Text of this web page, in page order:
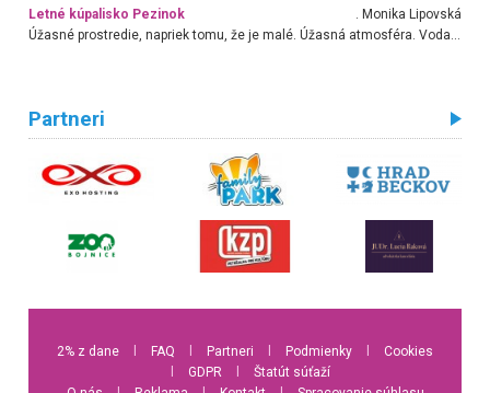
Letné kúpalisko Pezinok
. Monika Lipovská
Úžasné prostredie, napriek tomu, že je malé. Úžasná atmosféra. Voda fantastická a nádherná. Ľudí je pomerne veľa, ale su mili a ohľaduplní. Je veľmi zaujímavé sledovať, ako dokážu spolu športovať cudzí ľudia a bez ohľadu na vek. Vládne tu pohoda. Vnuka neviem dostať z vody. Ďakujem za krásny deň . Urcite sa sem vrátim. Jediný problém je s parkovaním, ale aj ten sa mi podarilo vyriešiť. Monika Bratislava
Partneri
2% z dane FAQ Partneri Podmienky
Cookies
GDPR
Štatút súťaží